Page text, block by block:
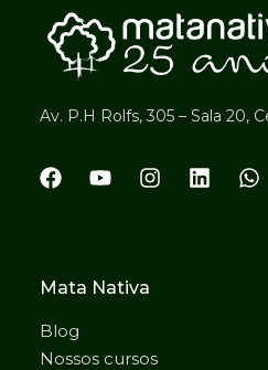
Av. P.H Rolfs, 305 – Sala 20,
Mata Nativa
Blog
Nossos cursos